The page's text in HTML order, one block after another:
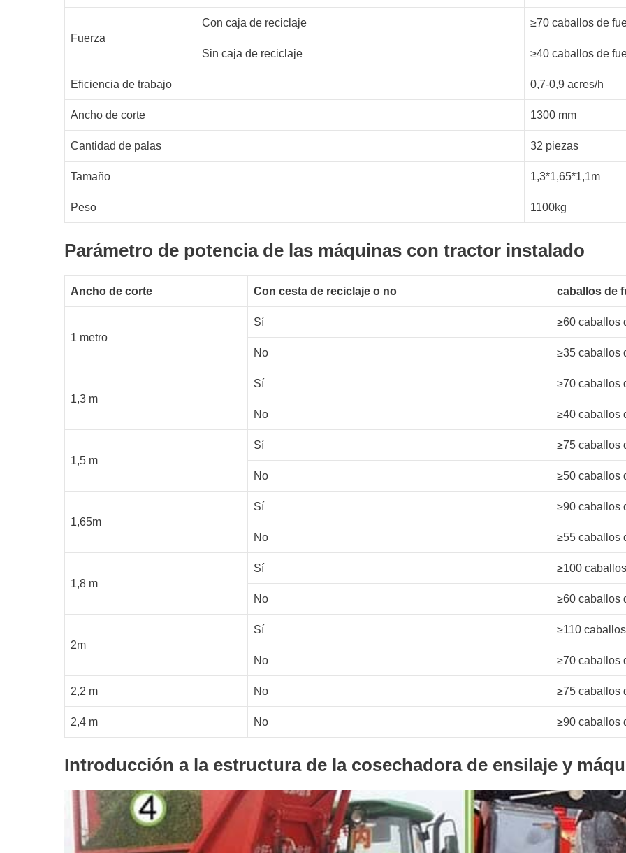
Fuerza
Con caja de reciclaje ≥70 caballos de
Sin caja de reciclaje ≥40 caballos de
Eficiencia de trabajo 0,7-0,9 acres/h
Ancho de corte 1300 mm
Cantidad de palas 32 piezas
Tamaño 1,3*1,65*1,1m
Peso 1100kg
Parámetro de potencia de las máquinas con tractor instalado
Ancho de corte Con cesta de reciclaje o no caballos de
1 metro
Sí ≥60 caballos
No ≥35 caballos
1,3 m
Sí ≥70 caballos
No ≥40 caballos
1,5 m
Sí ≥75 caballos
No ≥50 caballos
1,65m
Sí ≥90 caballos
No ≥55 caballos
1,8 m
Sí ≥100
No ≥60 caballos
2m
Sí ≥110
No ≥70 caballos
2,2 m No ≥75 caballos
2,4 m No ≥90 caballos
Introducción a la estructura de la cosechadora de ensilaje y